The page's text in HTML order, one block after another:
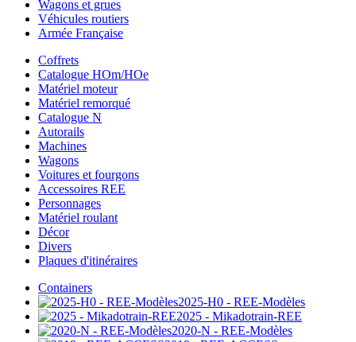
Wagons et grues
Véhicules routiers
Armée Française
Coffrets
Catalogue HOm/HOe
Matériel moteur
Matériel remorqué
Catalogue N
Autorails
Machines
Wagons
Voitures et fourgons
Accessoires REE
Personnages
Matériel roulant
Décor
Divers
Plaques d'itinéraires
Containers
2025-H0 - REE-Modèles
2025 - Mikadotrain-REE
2020-N - REE-Modèles